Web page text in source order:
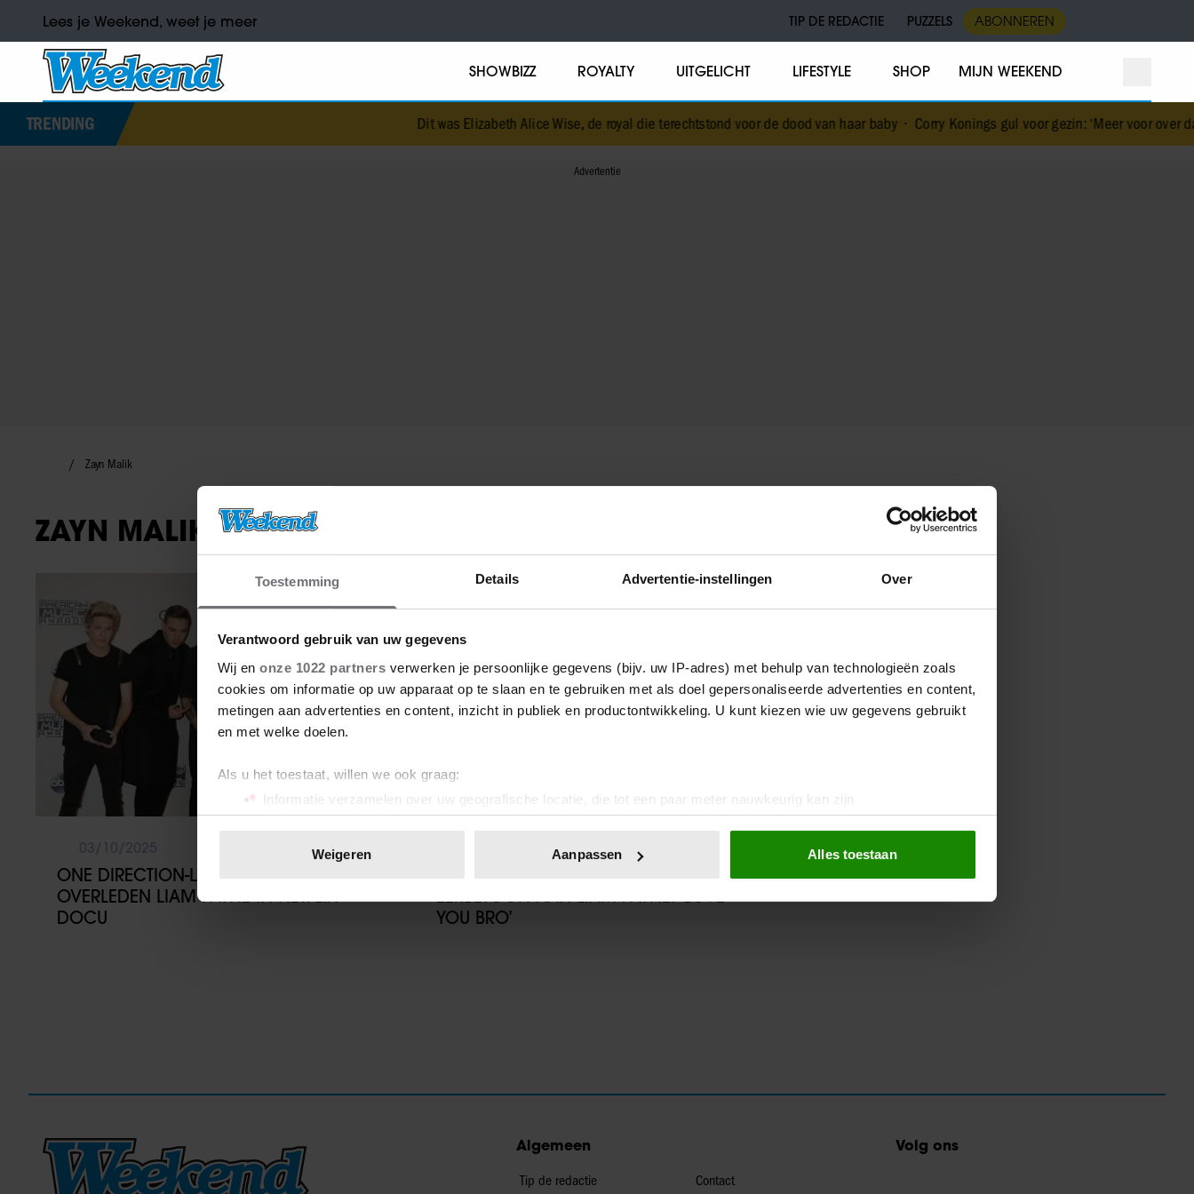
Toestemming Details Advertentie-instellingen Over
Verantwoord gebruik van uw gegevens
Wij en onze 1022 partners verwerken je persoonlijke gegevens (bijv. uw IP-adres) met behulp van technologieën zoals
cookies om informatie op uw apparaat op te slaan en te gebruiken met als doel gepersonaliseerde advertenties en content,
metingen aan advertenties en content, inzicht in publiek en productontwikkeling. U kunt kiezen wie uw gegevens gebruikt
en met welke doelen.
Als u het toestaat, willen we ook graag:
Informatie verzamelen over uw geografische locatie, die tot een paar meter nauwkeurig kan zijn
Uw apparaat identificeren door het actief te scannen op specifieke eigenschappen (fingerprinting)
toestemming op elk moment wijzigen of intrekken in de Cookieverklaring.
We gebruiken cookies om content en advertenties te personaliseren, om functies voor social media te bieden en om ons
Weigeren Aanpassen Alles toestaan
Lees je Weekend, weet je meer TIP DE REDACTIE PUZZELS ABONNEREN
SHOWBIZZ ROYALTY UITGELICHT LIFESTYLE SHOP MIJN WEEKEND
TRENDING Dit was Elizabeth Alice Wise, de royal die terechtstond voor de dood van haar baby•Corry Konings gul voor gezin: ‘Meer voor over dan
Zayn Malik
ZAYN MALIK
Wereldsterren
ONE DIRECTION-LEDEN EREN
OVERLEDEN LIAM PAYNE IN NETFLIX
DOCU
Nieuws
ZAYN MALIK BRENGT TIJDENS CONCERT
EERBETOON AAN LIAM PAYNE: ‘LOVE
YOU BRO’
Algemeen
Tip de redactie Contact
Volg ons